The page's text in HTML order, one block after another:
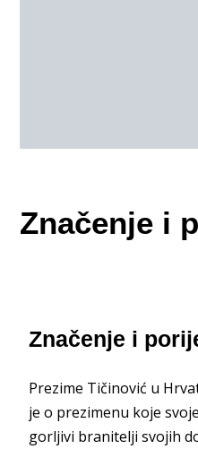
Značenje i
Značenje i
Prezime Tičinović u
je o prezimenu koje
gorljivi branitelji svojih